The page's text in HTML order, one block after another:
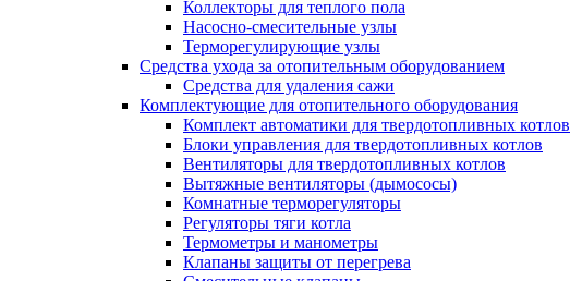
Коллекторы для теплого пола
Насосно-смесительные узлы
Терморегулирующие узлы
Средства ухода за отопительным оборудованием
Средства для удаления сажи
Комплектующие для отопительного оборудования
Комплект автоматики для твердотопливных котлов
Блоки управления для твердотопливных котлов
Вентиляторы для твердотопливных котлов
Вытяжные вентиляторы (дымососы)
Комнатные терморегуляторы
Регуляторы тяги котла
Термометры и манометры
Клапаны защиты от перегрева